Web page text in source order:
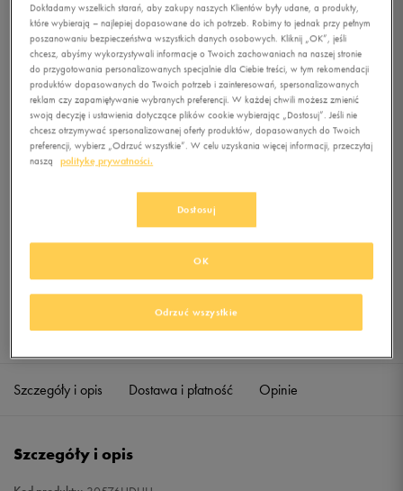
UMBRO TORBA PRO
TRAINING LARGE
HOLDALL
0.0 (0 )
59,99złz Vat
+ 300 PKT WKLUBIE 50 STYLE
Produkt niedostępny
Wybierz rozmiar
Sprawdź dostępność w salonach
Szczegóły i opis Dostawa i płatność Opinie
Szczegóły i opis
Dokładamy wszelkich starań, aby zakupy naszych Klientów były udane, a produkty,
które wybierają – najlepiej dopasowane do ich potrzeb. Robimy to jednak przy pełnym
poszanowaniu bezpieczeństwa wszystkich danych osobowych. Kliknij „OK”, jeśli
chcesz, abyśmy wykorzystywali informacje o Twoich zachowaniach na naszej stronie
do przygotowania personalizowanych specjalnie dla Ciebie treści, w tym rekomendacji
produktów dopasowanych do Twoich potrzeb i zainteresowań, spersonalizowanych
reklam czy zapamiętywanie wybranych preferencji. W każdej chwili możesz zmienić
swoją decyzję i ustawienia dotyczące plików cookie wybierając „Dostosuj”. Jeśli nie
chcesz otrzymywać spersonalizowanej oferty produktów, dopasowanych do Twoich
preferencji, wybierz „Odrzuć wszystkie”. W celu uzyskania więcej informacji, przeczytaj
naszą
politykę prywatności.
Dostosuj
Odrzuć wszystkie
OK